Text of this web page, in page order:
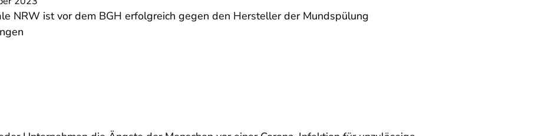
NRW ist vor dem BGH erfolgreich gegen den Hersteller der Mundspülung